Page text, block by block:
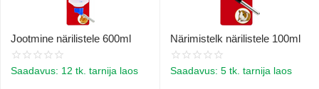
Jootmine närilistele 600ml
Saadavus: 12 tk. tarnija laos
Närimistelk närilistele 100ml
Saadavus: 5 tk. tarnija laos